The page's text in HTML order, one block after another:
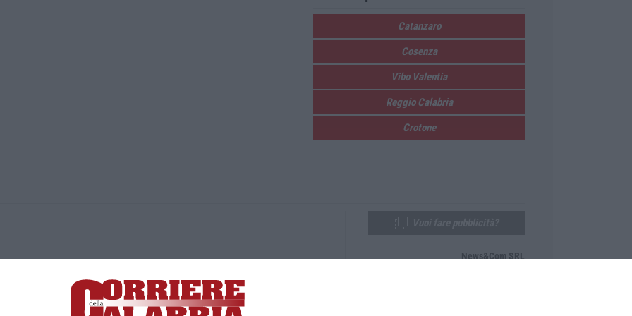
Catanzaro
Cosenza
Vibo Valentia
Reggio Calabria
Crotone
Lamezia Terme (CZ)
responsabile Paola Militano |Privacy
News&Com SRL